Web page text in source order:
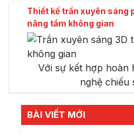
Thiết kế trần xuyên sáng
nâng tầm không gian
Với sự kết hợp hoàn
nghệ chiếu
BÀI VIẾT MỚI